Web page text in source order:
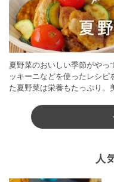
夏野菜のおいしい季節がや
ッキーニなどを使ったレシ
た夏野菜は栄養もたっぷり
人